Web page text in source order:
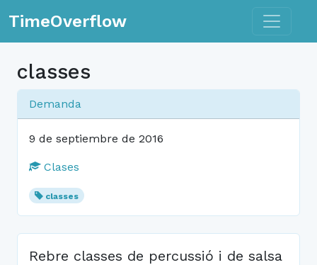
TimeOverflow Toggle
classes
Demanda
9 de septiembre de 2016
Clases
classes
Rebre classes de percussió i de salsa